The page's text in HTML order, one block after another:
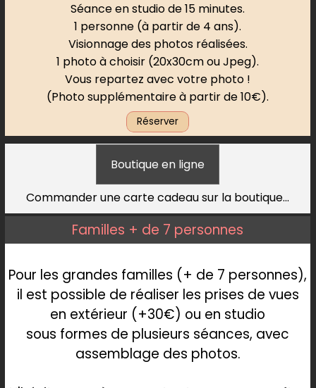
Séance en studio de 15 minutes.
1 personne (à partir de 4 ans).
Visionnage des photos réalisées.
1 photo à choisir (20x30cm ou Jpeg).
Vous repartez avec votre photo !
(Photo supplémentaire à partir de 10€).
Réserver
Boutique en ligne
Commander une carte cadeau sur la boutique...
Familles + de 7 personnes
Pour les grandes familles (+ de 7 personnes),
il est possible de réaliser les prises de vues
en extérieur (+30€) ou en studio
sous formes de plusieurs séances, avec
assemblage des photos.